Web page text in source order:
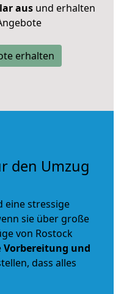
ausund erhalten
erhalten
den Umzug
eine stressige
sie über große
von Rostock
Vorbereitung und
dass alles